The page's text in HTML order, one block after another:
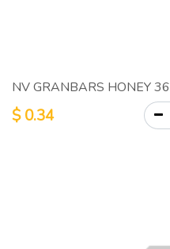
NV GRANBARS HONEY 36
$0.34